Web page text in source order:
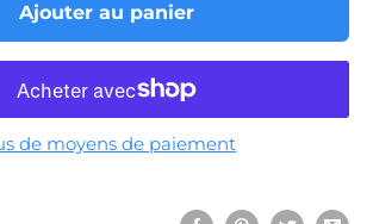
Ajouter au panier
de moyens de paiement